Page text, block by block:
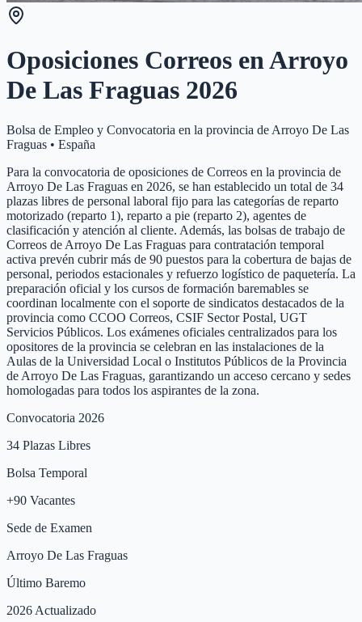
Oposiciones Correos enArroyo
De Las Fraguas 2026
Bolsa de Empleo y Convocatoria en la provincia de Arroyo De Las
Fraguas • España
Para la convocatoria de oposiciones de Correos en la provincia de
Arroyo De Las Fraguas en 2026, se han establecido un total de 34
plazas libres de personal laboral fijo para las categorías de reparto
motorizado (reparto 1), reparto a pie (reparto 2), agentes de
clasificación y atención al cliente. Además, las bolsas de trabajo de
Correos de Arroyo De Las Fraguas para contratación temporal
activa prevén cubrir más de 90 puestos para la cobertura de bajas de
personal, periodos estacionales y refuerzo logístico de paquetería. La
preparación oficial y los cursos de formación baremables se
coordinan localmente con el soporte de sindicatos destacados de la
provincia como CCOO Correos, CSIF Sector Postal, UGT
Servicios Públicos. Los exámenes oficiales centralizados para los
opositores de la provincia se celebran en las instalaciones de la
Aulas de la Universidad Local o Institutos Públicos de la Provincia
de Arroyo De Las Fraguas, garantizando un acceso cercano y sedes
homologadas para todos los aspirantes de la zona.
Convocatoria 2026
34 Plazas Libres
Bolsa Temporal
+90 Vacantes
Sede de Examen
Arroyo De Las Fraguas
Último Baremo
2026 Actualizado